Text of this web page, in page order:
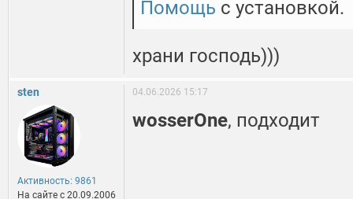
Помощь с установкой.
храни господь)))
sten
Активность: 9861
На сайте c 20.09.2006
04.06.2026 15:17
wosserOne, подходит